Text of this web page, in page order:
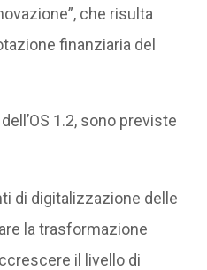
che risulta
finanziaria del
1.2, sono previste
di digitalizzazione delle
la trasformazione
il livello di